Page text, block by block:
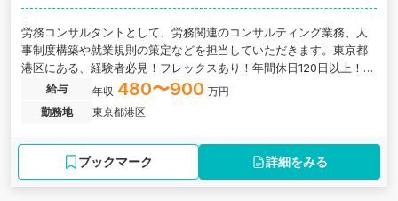
労務コンサルタントとして、労務関連のコンサルティング業務、人
事制度構築や就業規則の策定などを担当していただきます。東京都
港区にある、経験者必見！フレックスあり！年間休日120日以上！グ
ループ会社国内外18社展開する会社の求人です。
給与 年収 480〜900 万円
勤務地
東京都港区
ブックマーク 詳細をみる